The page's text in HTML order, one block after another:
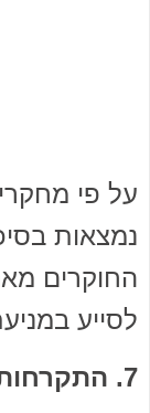
לסייע
7. התקרחות ואובדן שיער